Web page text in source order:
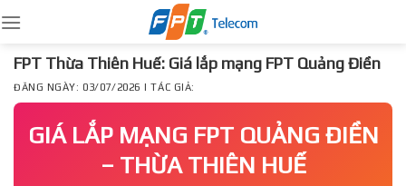
to
content
FPT Thừa Thiên Huế: Giá lắp mạng FPT Quảng Điền
ĐĂNG NGÀY: 03/07/2026 | TÁC GIẢ:
GIÁ LẮP MẠNG FPT QUẢNG ĐIỀN
– THỪA THIÊN HUẾ